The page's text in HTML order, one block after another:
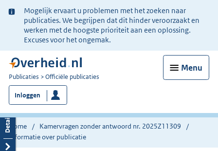
Ter
informatie:
Mogelijk ervaart u problemen met het zoeken naar
publicaties. We begrijpen dat dit hinder veroorzaakt en
werken met de hoogste prioriteit aan een oplossing.
Excuses voor het ongemak.
Menu
U
bent
nu
hier:
Publicaties Officiële publicaties
Inloggen
Home
Kamervragen zonder antwoord nr. 2025Z11309
Informatie over publicatie